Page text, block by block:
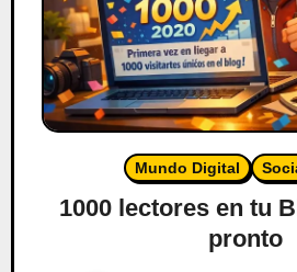
Mundo Digital
1000 lectores en tu
pronto